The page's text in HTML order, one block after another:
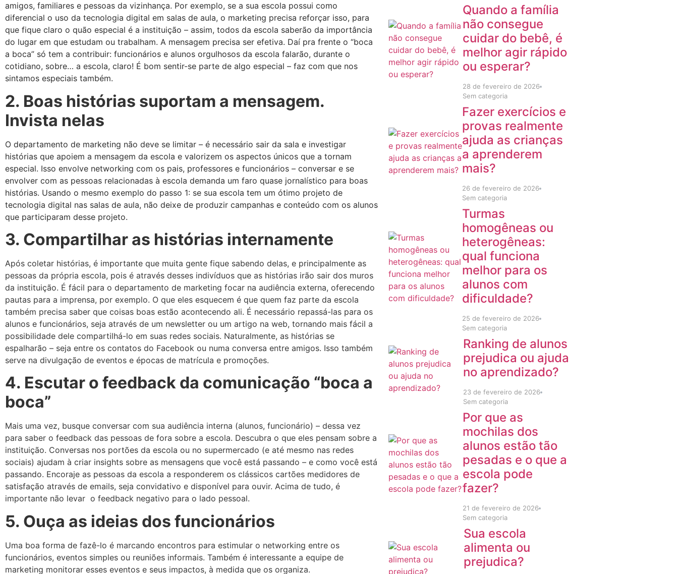
amigos, familiares e pessoas da vizinhança. Por exemplo, se a sua escola possui como
diferencial o uso da tecnologia digital em salas de aula, o marketing precisa reforçar isso, para
que fique claro o quão especial é a instituição – assim, todos da escola saberão da importância
do lugar em que estudam ou trabalham. A mensagem precisa ser efetiva. Daí pra frente o “boca
a boca” só tem a contribuir: funcionários e alunos orgulhosos da escola falarão, durante o
cotidiano, sobre… a escola, claro! É bom sentir-se parte de algo especial – faz com que nos
sintamos especiais também.
2. Boas histórias suportam a mensagem.
Invista nelas
O departamento de marketing não deve se limitar – é necessário sair da sala e investigar
histórias que apoiem a mensagem da escola e valorizem os aspectos únicos que a tornam
especial. Isso envolve networking com os pais, professores e funcionários – conversar e se
envolver com as pessoas relacionadas à escola demanda um faro quase jornalístico para boas
histórias. Usando o mesmo exemplo do passo 1: se sua escola tem um ótimo projeto de
tecnologia digital nas salas de aula, não deixe de produzir campanhas e conteúdo com os alunos
que participaram desse projeto.
3. Compartilhar as histórias internamente
Após coletar histórias, é importante que muita gente fique sabendo delas, e principalmente as
pessoas da própria escola, pois é através desses indivíduos que as histórias irão sair dos muros
da instituição. É fácil para o departamento de marketing focar na audiência externa, oferecendo
pautas para a imprensa, por exemplo. O que eles esquecem é que quem faz parte da escola
também precisa saber que coisas boas estão acontecendo ali. É necessário repassá-las para os
alunos e funcionários, seja através de um newsletter ou um artigo na web, tornando mais fácil a
possibilidade dele compartilhá-lo em suas redes sociais. Naturalmente, as histórias se
espalharão – seja entre os contatos do Facebook ou numa conversa entre amigos. Isso também
serve na divulgação de eventos e épocas de matrícula e promoções.
4. Escutar o feedback da comunicação “boca a
boca”
Mais uma vez, busque conversar com sua audiência interna (alunos, funcionário) – dessa vez
para saber o feedback das pessoas de fora sobre a escola. Descubra o que eles pensam sobre a
instituição. Conversas nos portões da escola ou no supermercado (e até mesmo nas redes
sociais) ajudam à criar insights sobre as mensagens que você está passando – e como você está
passando. Encoraje as pessoas da escola a responderem os clássicos cartões medidores de
satisfação através de emails, seja convidativo e disponível para ouvir. Acima de tudo, é
importante não levar o feedback negativo para o lado pessoal.
5. Ouça as ideias dos funcionários
Uma boa forma de fazê-lo é marcando encontros para estimular o networking entre os
funcionários, eventos simples ou reuniões informais. Também é interessante a equipe de
marketing monitorar esses eventos e seus impactos, à medida que os organiza.
Quando a família
não consegue
cuidar do bebê, é
melhor agir rápido
ou esperar?
28 de fevereiro de 2026
Sem categoria
Fazer exercícios e
provas realmente
ajuda as crianças
a aprenderem
mais?
26 de fevereiro de 2026
Sem categoria
Turmas
homogêneas ou
heterogêneas:
qual funciona
melhor para os
alunos com
dificuldade?
25 de fevereiro de 2026
Sem categoria
Ranking de alunos
prejudica ou ajuda
no aprendizado?
23 de fevereiro de 2026
Sem categoria
Por que as
mochilas dos
alunos estão tão
pesadas e o que a
escola pode
fazer?
21 de fevereiro de 2026
Sem categoria
Sua escola
alimenta ou
prejudica?